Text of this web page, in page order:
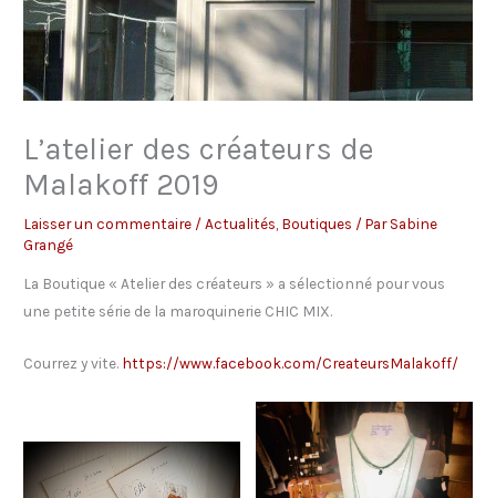
L’atelier des créateurs de
Malakoff 2019
Laisser un commentaire /Actualités Boutiques / ParSabine
Grangé
La Boutique « Atelier des créateurs » a sélectionné pour vous
une petite série de la maroquinerie CHIC MIX.
Courrez y vite. https://www.facebook.com/CreateursMalakoff/